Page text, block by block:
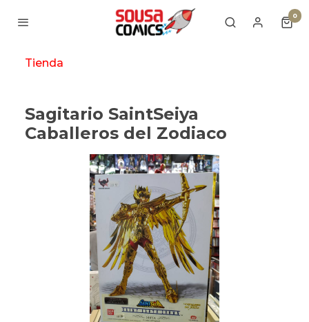
0
Tienda
Sagitario SaintSeiya
Caballeros del Zodiaco